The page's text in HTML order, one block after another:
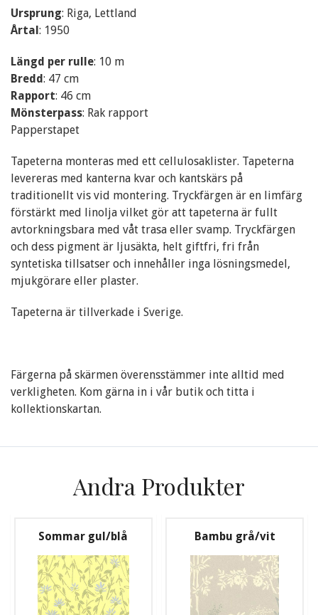
Ursprung: Riga, Lettland
Årtal: 1950
Längd per rulle: 10 m
Bredd: 47 cm
Rapport: 46 cm
Mönsterpass: Rak rapport
Papperstapet
Tapeterna monteras med ett cellulosaklister. Tapeterna
levereras med kanterna kvar och kantskärs på
traditionellt vis vid montering. Tryckfärgen är en limfärg
förstärkt med linolja vilket gör att tapeterna är fullt
avtorkningsbara med våt trasa eller svamp. Tryckfärgen
och dess pigment är ljusäkta, helt giftfri, fri från
syntetiska tillsatser och innehåller inga lösningsmedel,
mjukgörare eller plaster.
Tapeterna är tillverkade i Sverige.
Färgerna på skärmen överensstämmer inte alltid med
verkligheten. Kom gärna in i vår butik och titta i
kollektionskartan.
Andra Produkter
Sommar gul/blå Bambu grå/vit